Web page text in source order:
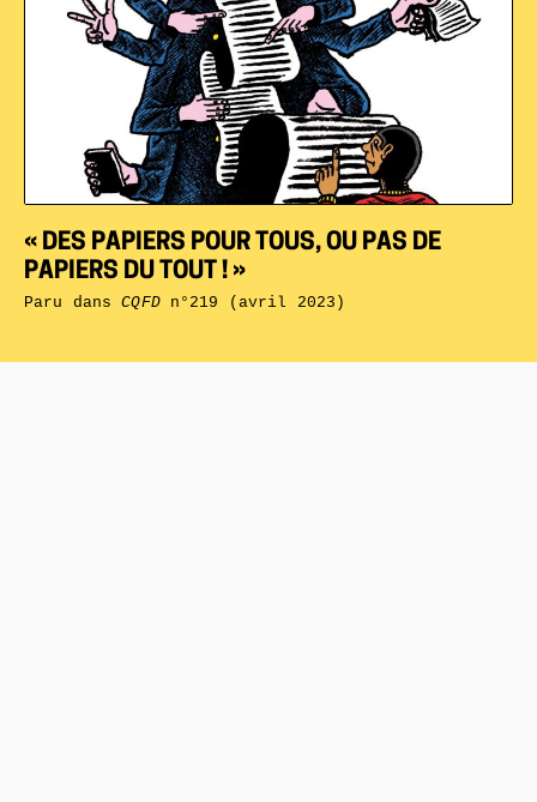
« DES PAPIERS POUR TOUS, OU PAS DE
PAPIERS DU TOUT ! »
Paru dansCQFDn°219 (avril 2023)